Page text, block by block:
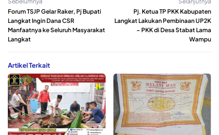
Forum TSJP Gelar Raker, Pj Bupati
Langkat Ingin Dana CSR
Manfaatnya ke Seluruh Masyarakat
Langkat
Pj. Ketua TP PKK Kabupaten
Langkat Lakukan Pembinaan UP2K
– PKK di Desa Stabat Lama
Wampu
Artikel Terkait